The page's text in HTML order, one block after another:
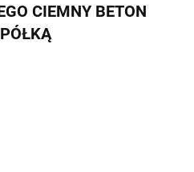
CIEMNY BETON